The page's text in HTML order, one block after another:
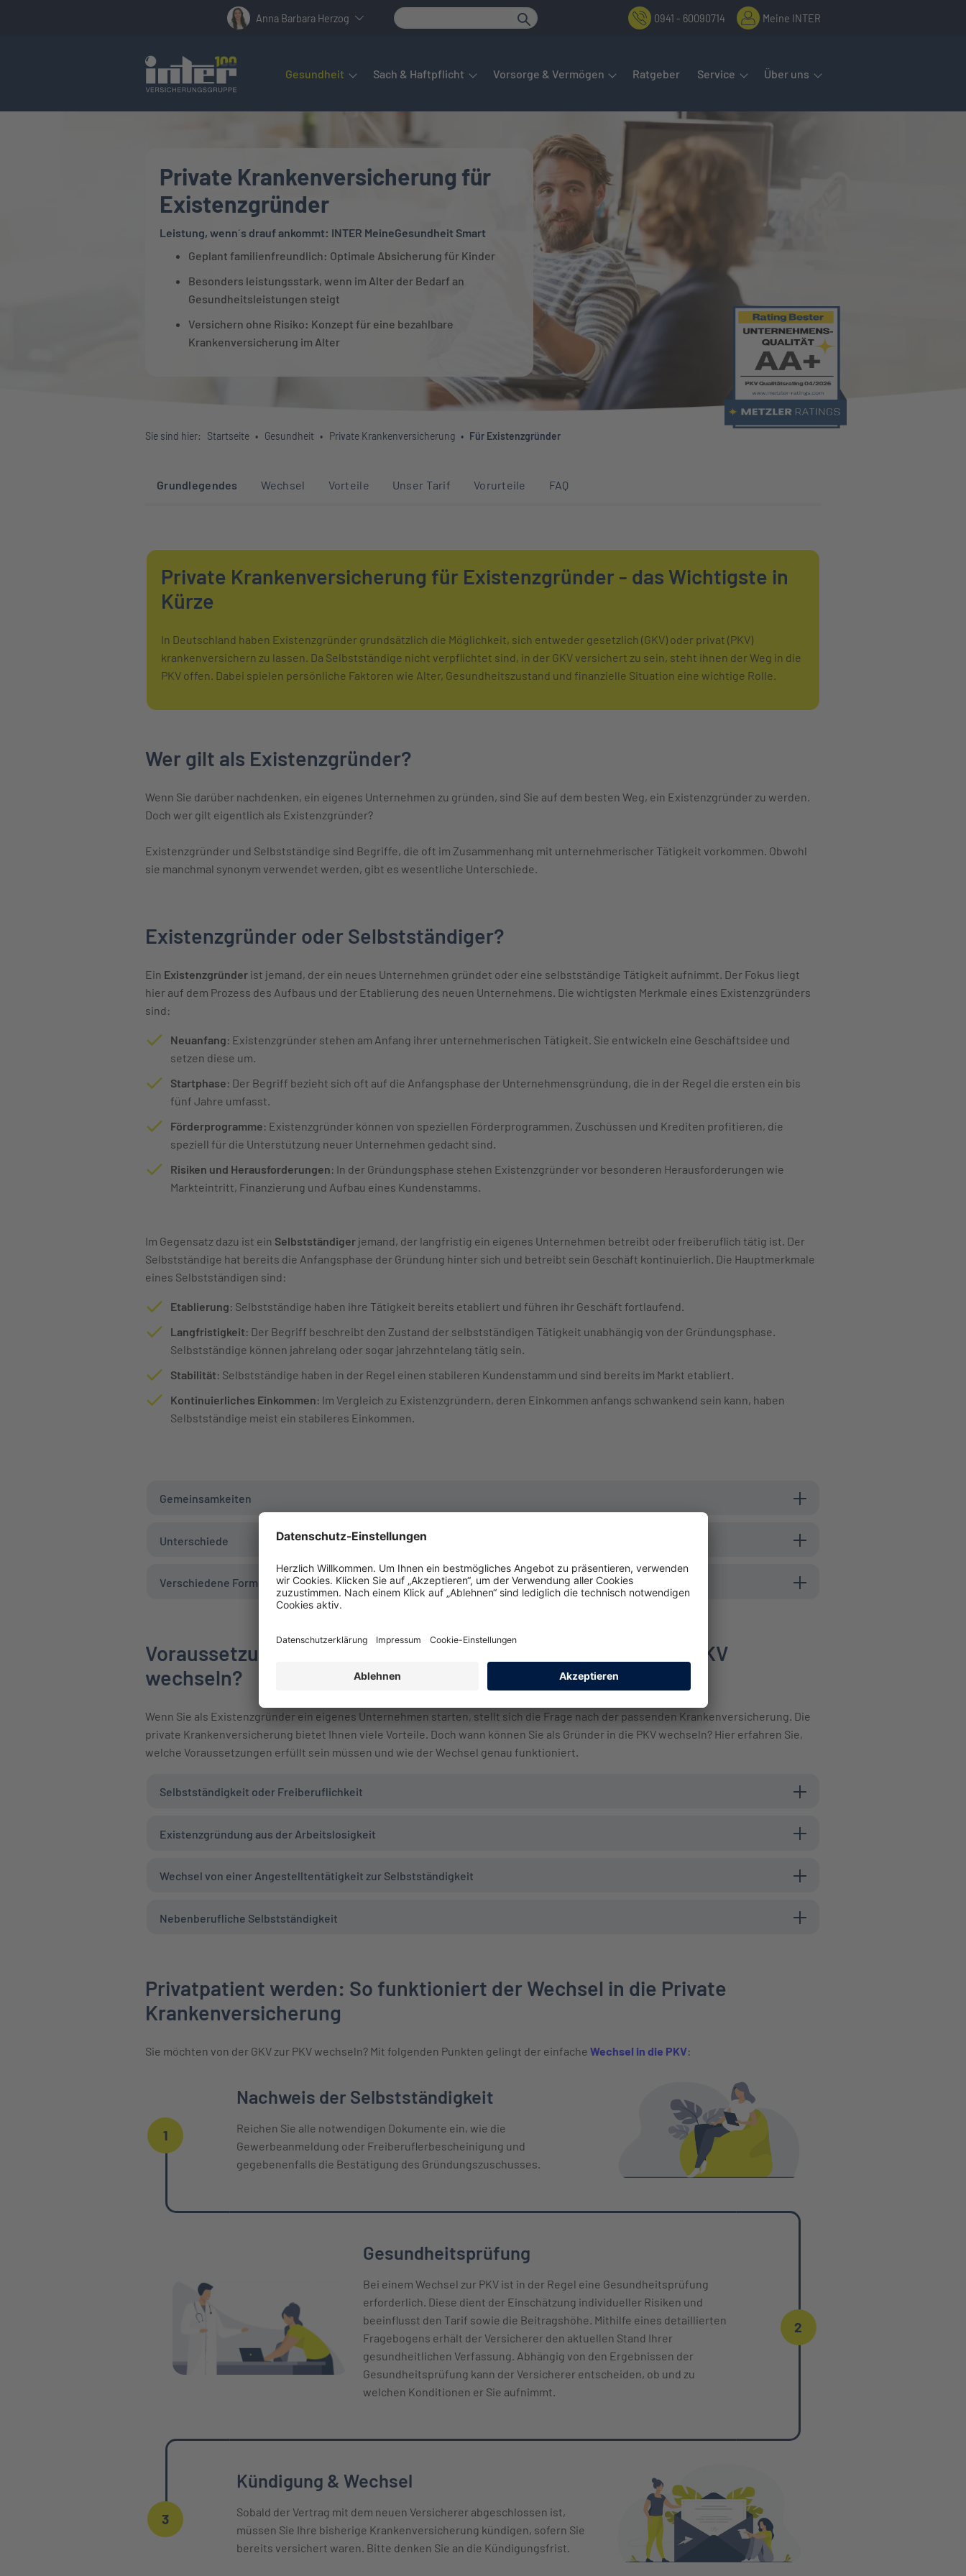
Anna Barbara Herzog 0941 - 60090714 Meine INTER
Hier befindet sich das Hauptmenü. Dieses lässt sich per Tab steuern. Untermenüs öffnet man mit der Leertaste oder Pfeil nach unten.
Gesundheit Sach & Haftpflicht Vorsorge & Vermögen Ratgeber Service Über uns
Private Krankenversicherung für
Existenzgründer
Leistung, wenn´s drauf ankommt: INTER MeineGesundheit Smart
Geplant familienfreundlich: Optimale Absicherung für Kinder
Besonders leistungsstark, wenn im Alter der Bedarf an
Gesundheitsleistungen steigt
Versichern ohne Risiko: Konzept für eine bezahlbare
Krankenversicherung im Alter
Sie sind hier: Startseite Gesundheit Private Krankenversicherung Für Existenzgründer
Sprunglinks zu den Abschnitten auf dieser Seite
Grundlegendes Wechsel Vorteile Unser Tarif Vorurteile FAQ
Private Krankenversicherung für Existenzgründer - das Wichtigste in
Kürze
In Deutschland haben Existenzgründer grundsätzlich die Möglichkeit, sich entweder gesetzlich (GKV) oder privat (PKV)
krankenversichern zu lassen. Da Selbstständige nicht verpflichtet sind, in der GKV versichert zu sein, steht ihnen der Weg in die
PKV offen. Dabei spielen persönliche Faktoren wie Alter, Gesundheitszustand und finanzielle Situation eine wichtige Rolle.
Wer gilt als Existenzgründer?
Wenn Sie darüber nachdenken, ein eigenes Unternehmen zu gründen, sind Sie auf dem besten Weg, ein Existenzgründer zu werden.
Doch wer gilt eigentlich als Existenzgründer?
Existenzgründer und Selbstständige sind Begriffe, die oft im Zusammenhang mit unternehmerischer Tätigkeit vorkommen. Obwohl
sie manchmal synonym verwendet werden, gibt es wesentliche Unterschiede.
Existenzgründer oder Selbstständiger?
Ein Existenzgründer ist jemand, der ein neues Unternehmen gründet oder eine selbstständige Tätigkeit aufnimmt. Der Fokus liegt
hier auf dem Prozess des Aufbaus und der Etablierung des neuen Unternehmens. Die wichtigsten Merkmale eines Existenzgründers
sind:
Neuanfang: Existenzgründer stehen am Anfang ihrer unternehmerischen Tätigkeit. Sie entwickeln eine Geschäftsidee und
setzen diese um.
Startphase: Der Begriff bezieht sich oft auf die Anfangsphase der Unternehmensgründung, die in der Regel die ersten ein bis
fünf Jahre umfasst.
Förderprogramme: Existenzgründer können von speziellen Förderprogrammen, Zuschüssen und Krediten profitieren, die
speziell für die Unterstützung neuer Unternehmen gedacht sind.
Risiken und Herausforderungen: In der Gründungsphase stehen Existenzgründer vor besonderen Herausforderungen wie
Markteintritt, Finanzierung und Aufbau eines Kundenstamms.
Im Gegensatz dazu ist ein Selbstständiger jemand, der langfristig ein eigenes Unternehmen betreibt oder freiberuflich tätig ist. Der
Selbstständige hat bereits die Anfangsphase der Gründung hinter sich und betreibt sein Geschäft kontinuierlich. Die Hauptmerkmale
eines Selbstständigen sind:
Etablierung: Selbstständige haben ihre Tätigkeit bereits etabliert und führen ihr Geschäft fortlaufend.
Langfristigkeit: Der Begriff beschreibt den Zustand der selbstständigen Tätigkeit unabhängig von der Gründungsphase.
Selbstständige können jahrelang oder sogar jahrzehntelang tätig sein.
Stabilität: Selbstständige haben in der Regel einen stabileren Kundenstamm und sind bereits im Markt etabliert.
Kontinuierliches Einkommen: Im Vergleich zu Existenzgründern, deren Einkommen anfangs schwankend sein kann, haben
Selbstständige meist ein stabileres Einkommen.
Gemeinsamkeiten
Unterschiede
Verschiedene Formen der Existenzgründung
Voraussetzungen: Wann kann ich als Existenzgründer in die PKV
wechseln?
Wenn Sie als Existenzgründer ein eigenes Unternehmen starten, stellt sich die Frage nach der passenden Krankenversicherung. Die
private Krankenversicherung bietet Ihnen viele Vorteile. Doch wann können Sie als Gründer in die PKV wechseln? Hier erfahren Sie,
welche Voraussetzungen erfüllt sein müssen und wie der Wechsel genau funktioniert.
Selbstständigkeit oder Freiberuflichkeit
Existenzgründung aus der Arbeitslosigkeit
Wechsel von einer Angestelltentätigkeit zur Selbstständigkeit
Nebenberufliche Selbstständigkeit
Privatpatient werden: So funktioniert der Wechsel in die Private
Krankenversicherung
Sie möchten von der GKV zur PKV wechseln? Mit folgenden Punkten gelingt der einfache Wechsel in die PKV:
1
Nachweis der Selbstständigkeit
Reichen Sie alle notwendigen Dokumente ein, wie die
Gewerbeanmeldung oder Freiberuflerbescheinigung und
gegebenenfalls die Bestätigung des Gründungszuschusses.
Gesundheitsprüfung
Bei einem Wechsel zur PKV ist in der Regel eine Gesundheitsprüfung
erforderlich. Diese dient der Einschätzung individueller Risiken und
beeinflusst den Tarif sowie die Beitragshöhe. Mithilfe eines detaillierten
Fragebogens erhält der Versicherer den aktuellen Stand Ihrer
gesundheitlichen Verfassung. Abhängig von den Ergebnissen der
Gesundheitsprüfung kann der Versicherer entscheiden, ob und zu
welchen Konditionen er Sie aufnimmt.
2
3
Kündigung & Wechsel
Sobald der Vertrag mit dem neuen Versicherer abgeschlossen ist,
müssen Sie Ihre bisherige Krankenversicherung kündigen, sofern Sie
bereits versichert waren. Bitte denken Sie an die Kündigungsfrist.